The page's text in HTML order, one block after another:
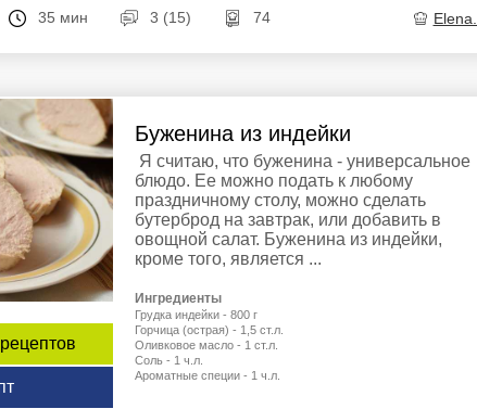
35 мин 3 (15) 74
Буженина из индейки
Я считаю, что буженина - универсальное
блюдо. Ее можно подать к любому
праздничному столу, можно сделать
бутерброд на завтрак, или добавить в
овощной салат. Буженина из индейки,
кроме того, является ...
Ингредиенты
Грудка индейки - 800 г
Горчица (острая) - 1,5 ст.л.
Оливковое масло - 1 ст.л.
Соль - 1 ч.л.
Ароматные специи - 1 ч.л.